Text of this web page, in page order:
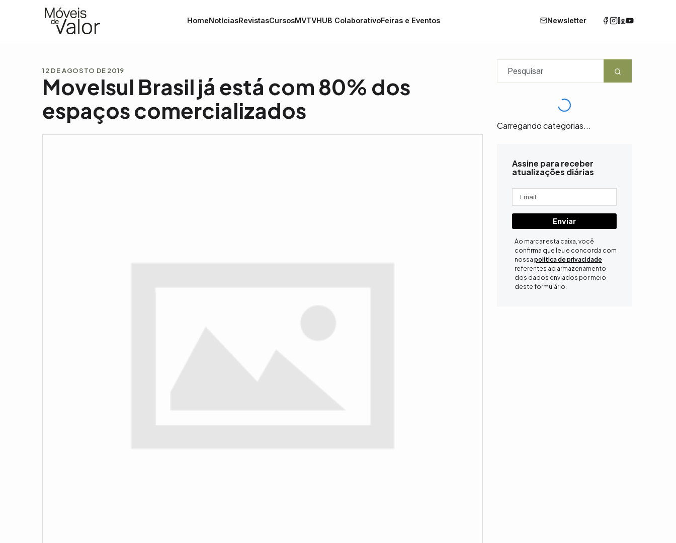
HomeNotíciasRevistasCursosMVTVHUB ColaborativoFeiras e Eventos Newsletter
12 DE AGOSTO DE 2019
Movelsul Brasil já está com 80% dos
espaços comercializados
Carregando categorias...
Assine para receber
atualizações diárias
Enviar
Ao marcar esta caixa, você
confirma que leu e concorda com
nossa política de privacidade
referentes ao armazenamento
dos dados enviados por meio
deste formulário.